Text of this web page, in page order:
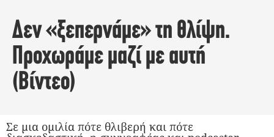
Δεν «ξεπερνάμε» τη θλίψη.
Προχωράμε μαζί με αυτή
(Βίντεο)
Σε μια ομιλία πότε θλιβερή και πότε